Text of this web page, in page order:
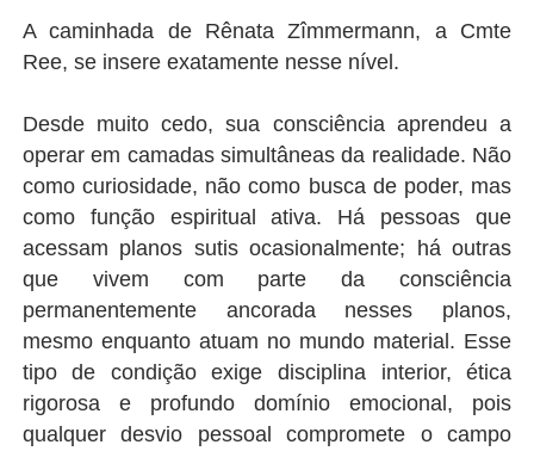
A caminhada de Rênata Zîmmermann, a Cmte
Ree, se insere exatamente nesse nível.
Desde muito cedo, sua consciência aprendeu a
operar em camadas simultâneas da realidade. Não
como curiosidade, não como busca de poder, mas
como função espiritual ativa. Há pessoas que
acessam planos sutis ocasionalmente; há outras
que vivem com parte da consciência
permanentemente ancorada nesses planos,
mesmo enquanto atuam no mundo material. Esse
tipo de condição exige disciplina interior, ética
rigorosa e profundo domínio emocional, pois
qualquer desvio pessoal compromete o campo